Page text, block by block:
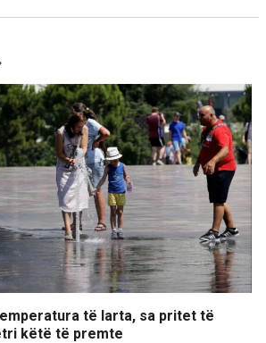
të larta, sa pritet të
këtë të premte